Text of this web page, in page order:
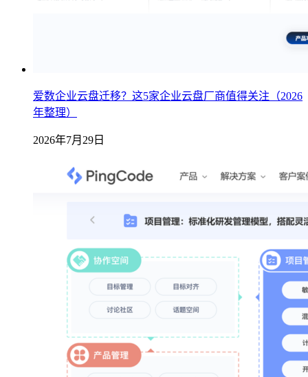
爱数企业云盘迁移？这5家企业云盘厂商值得关注（2026
年整理）
2026年7月29日